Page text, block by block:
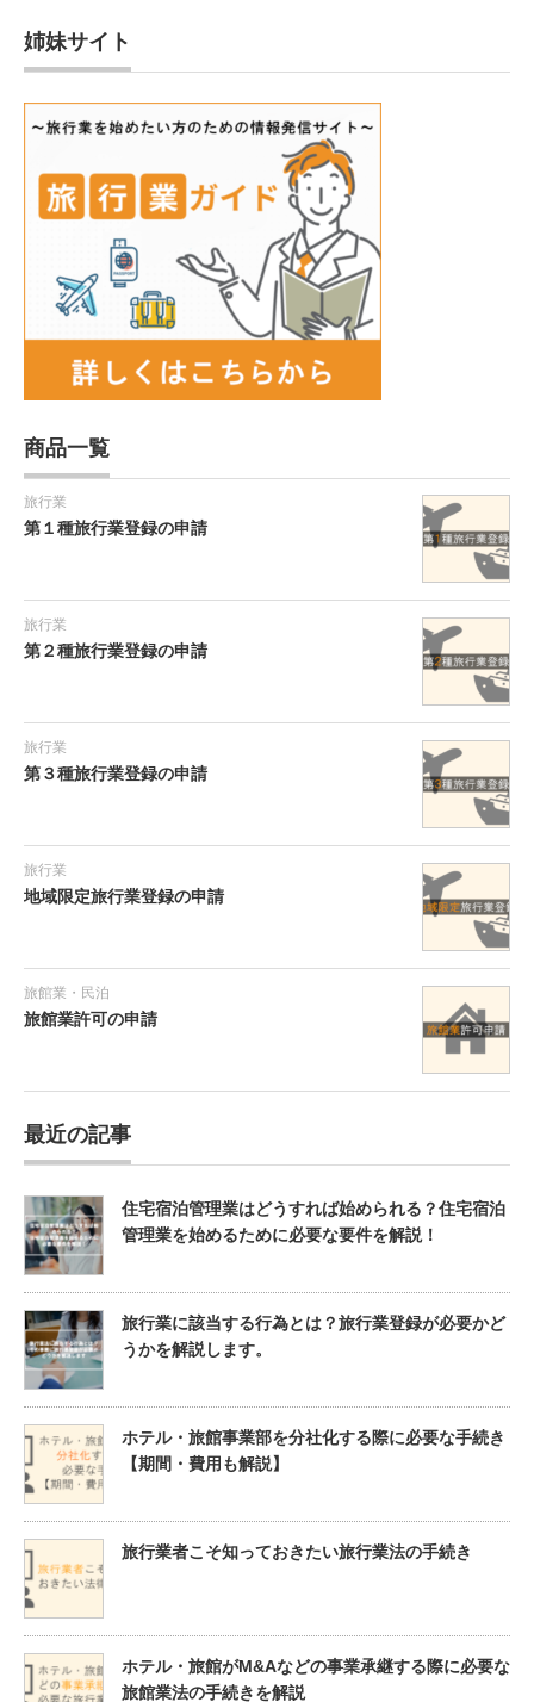
姉妹サイト
商品一覧
旅行業
第１種旅行業登録の申請
旅行業
第２種旅行業登録の申請
旅行業
第３種旅行業登録の申請
旅行業
地域限定旅行業登録の申請
旅館業・民泊
旅館業許可の申請
最近の記事
住宅宿泊管理業はどうすれば始められる？住宅宿泊
管理業を始めるために必要な要件を解説！
旅行業に該当する行為とは？旅行業登録が必要かど
うかを解説します。
ホテル・旅館事業部を分社化する際に必要な手続き
【期間・費用も解説】
旅行業者こそ知っておきたい旅行業法の手続き
ホテル・旅館がM&Aなどの事業承継する際に必要な
旅館業法の手続きを解説